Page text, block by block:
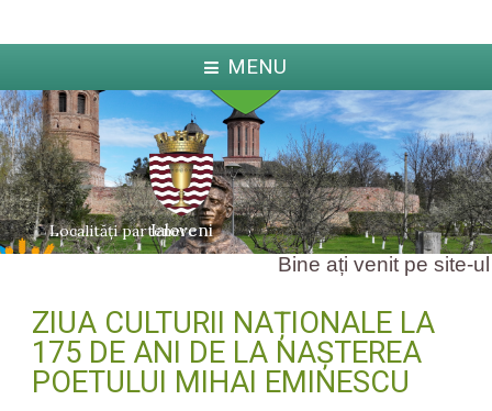
MENU
Localități partenere
Ialoveni
Bine ați venit pe site-ul
ZIUA CULTURII NAȚIONALE LA
175 DE ANI DE LA NAȘTEREA
POETULUI MIHAI EMINESCU